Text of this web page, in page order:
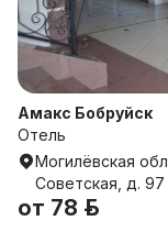
Амакс Бобруйск
Отель
Могилёвская
Советская, д. 97
от 78 р.